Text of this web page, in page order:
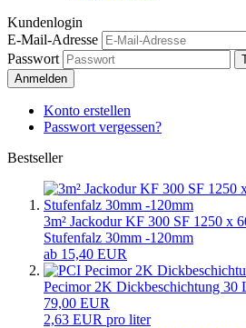
Kundenlogin
E-Mail-Adresse
Passwort
Anmelden
Konto erstellen
Passwort vergessen?
Bestseller
3m² Jackodur KF 300 SF 1250 x
Stufenfalz 30mm -120mm
ab 15,40 EUR
Pecimor 2K Dickbeschichtung 30
79,00 EUR
2,63 EUR pro liter